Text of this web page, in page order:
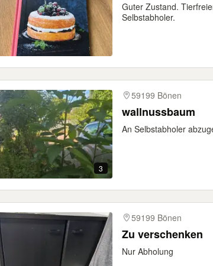
Guter Zustand.
Selbstabholer.
3
59199 Bönen
wallnussbaum
An Selbstabholer
59199 Bönen
Zu verschenken
Nur Abholung